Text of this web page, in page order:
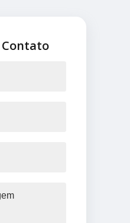
Contato